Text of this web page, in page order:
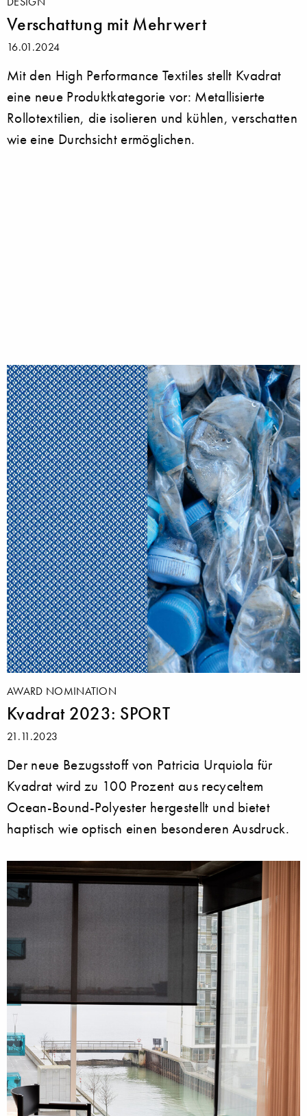
Verschattung mit Mehrwert
16.01.2024
Mit den High Performance Textiles stellt Kvadrat
eine neue Produktkategorie vor: Metallisierte
Rollotextilien, die isolieren und kühlen, verschatten
wie eine Durchsicht ermöglichen.
AWARD NOMINATION
Kvadrat 2023: SPORT
21.11.2023
Der neue Bezugsstoff von Patricia Urquiola für
Kvadrat wird zu 100 Prozent aus recyceltem
Ocean-Bound-Polyester hergestellt und bietet
haptisch wie optisch einen besonderen Ausdruck.